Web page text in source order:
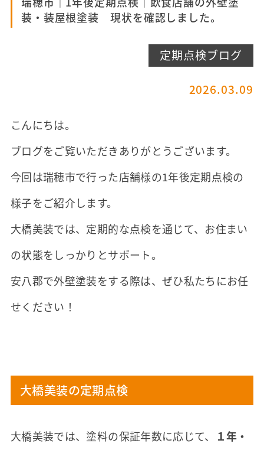
装・装屋根塗装 現状を確認しました。
定期点検ブログ
2026.03.09
こんにちは。
ブログをご覧いただきありがとうございます。
今回は瑞穂市で行った店舗様の1年後定期点検の
様子をご紹介します。
大橋美装では、定期的な点検を通じて、お住まい
の状態をしっかりとサポート。
安八郡で外壁塗装をする際は、ぜひ私たちにお任
せください！
大橋美装の定期点検
大橋美装では、塗料の保証年数に応じて、
１年・